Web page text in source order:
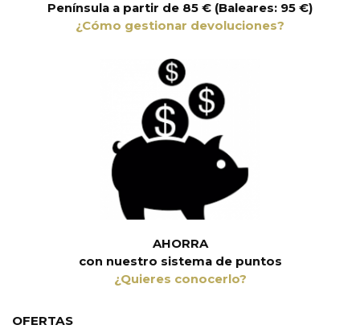
Península a partir de 85 € (Baleares: 95 €)
¿Cómo gestionar devoluciones?
AHORRA
con nuestro sistema de puntos
¿Quieres conocerlo?
OFERTAS